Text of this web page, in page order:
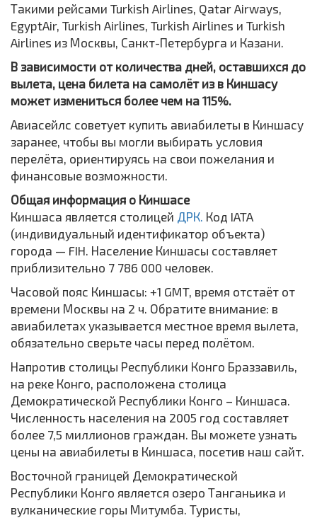
Такими рейсами Turkish Airlines, Qatar Airways,
EgyptAir, Turkish Airlines, Turkish Airlines и Turkish
Airlines из Москвы, Санкт-Петербурга и Казани.
В зависимости от количества дней, оставшихся до
вылета, цена билета на самолёт из в Киншасу
может измениться более чем на 115%.
Авиасейлс советует купить авиабилеты в Киншасу
заранее, чтобы вы могли выбирать условия
перелёта, ориентируясь на свои пожелания и
финансовые возможности.
Общая информация о Киншасе
Киншаса является столицей ДРК. Код IATA
(индивидуальный идентификатор объекта)
города — FIH. Население Киншасы составляет
приблизительно 7 786 000 человек.
Часовой пояс Киншасы: +1 GMT, время отстаёт от
времени Москвы на 2 ч. Обратите внимание: в
авиабилетах указывается местное время вылета,
обязательно сверьте часы перед полётом.
Напротив столицы Республики Конго Браззавиль,
на реке Конго, расположена столица
Демократической Республики Конго – Киншаса.
Численность населения на 2005 год составляет
более 7,5 миллионов граждан. Вы можете узнать
цены на авиабилеты в Киншаса, посетив наш сайт.
Восточной границей Демократической
Республики Конго является озеро Танганьика и
вулканические горы Митумба. Туристы,